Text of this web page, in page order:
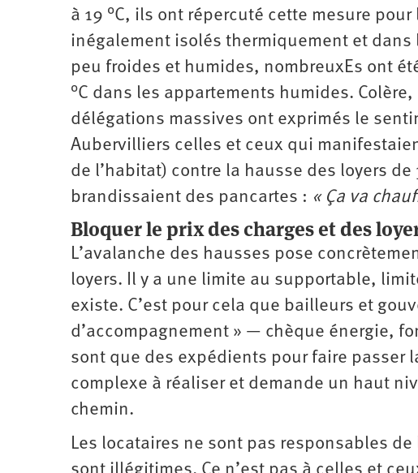
à 19 °C, ils ont répercuté cette mesure
inégalement isolés thermiquement et
peu froides et humides, nombreuxEs ont
°C dans les appartements humides.
délégations massives ont exprimés le
Aubervilliers celles et ceux qui
de l’habitat) contre la hausse des loyers
brandissaient des pancartes : « Ça va
Bloquer le prix des charges et des
L’avalanche des hausses pose
loyers. Il y a une limite au supportable,
existe. C’est pour cela que bailleurs et
d’accompagnement » — chèque énergie,
sont que des expédients pour faire passer
complexe à réaliser et demande un haut
chemin.
Les locataires ne sont pas responsables